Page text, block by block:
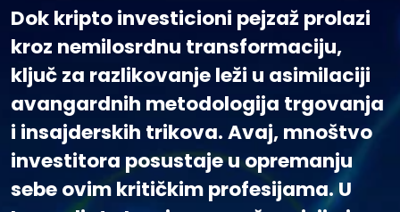
Dok kripto investicioni pejzaž prolazi
kroz nemilosrdnu transformaciju,
ključ za razlikovanje leži u asimilaciji
avangardnih metodologija trgovanja
i insajderskih trikova. Avaj, mnoštvo
investitora posustaje u opremanju
sebe ovim kritičkim profesijama. U